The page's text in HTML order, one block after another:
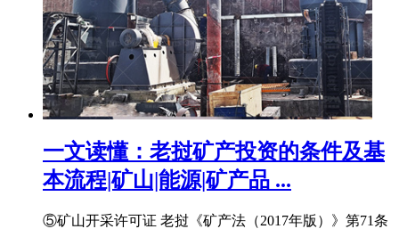
一文读懂：老挝矿产投资的条件及基
本流程|矿山|能源|矿产品 ...
⑤矿山开采许可证 老挝《矿产法（2017年版）》第71条